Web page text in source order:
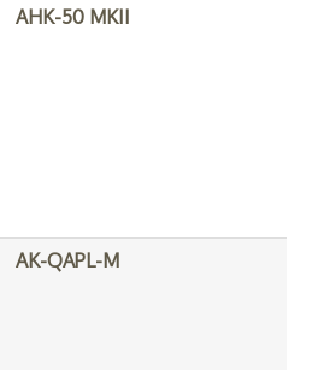
AHK-50 MKII
AK-QAPL-M